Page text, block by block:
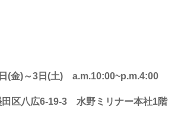
(金)～3日(土) a.m.10:00~p.m.4:00
区八広6-19-3 水野ミリナー本社1階